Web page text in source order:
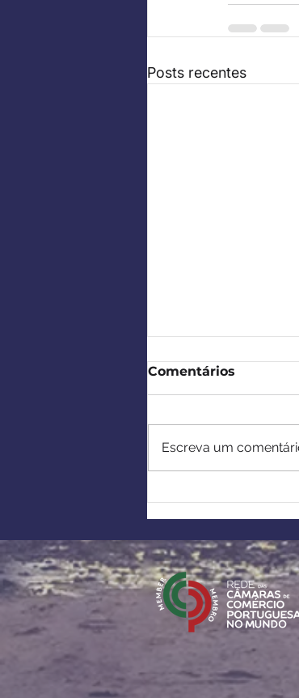
Posts recentes
âmbito da Lei
sobre Matérias-
Críticas
Comentários
Escreva um